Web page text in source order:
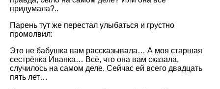
придумала?..
Парень тут же перестал улыбаться и грустно
промолвил:
Это не бабушка вам рассказывала… А моя старшая
сестрёнка Иванка… Всё, что она вам сказала,
случилось на самом деле. Сейчас ей всего двадцать
пять лет…